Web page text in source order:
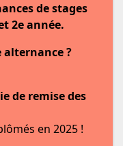
de stages
2e année.
alternance ?
de remise des
en 2025 !